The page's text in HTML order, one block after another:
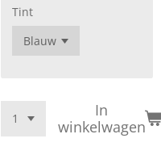
Tint
In
winkelwagen